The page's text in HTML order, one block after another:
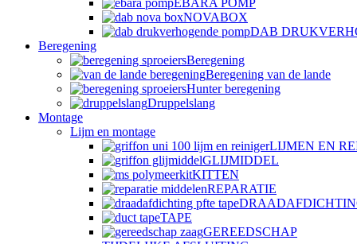
EBARA POMP
NOVABOX
DAB
Beregening
Beregening
Beregening van de lande
Hunter beregening
Druppelslang
Montage
Lijm en montage
LIJMEN EN
GLIJMIDDEL
KITTEN
REPARATIE
TAPE
GEREEDSCHAP